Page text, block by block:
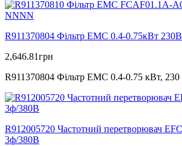
R911370804 Фільтр ЕМС 0.4-0.75кВт 230В
2,646.81грн
R911370804 Фільтр ЕМС 0.4-0.75 кВт,
R912005720 Частотний перетворювач
3ф/380В